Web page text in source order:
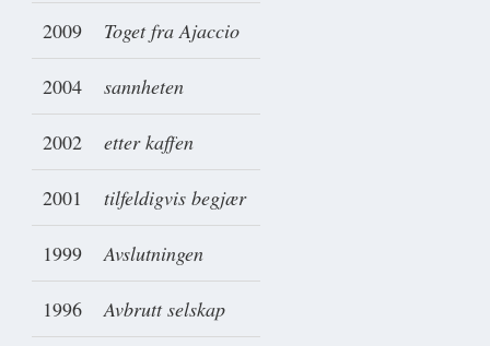
2009 Toget fra Ajaccio
2004 sannheten
2002 etter kaffen
2001 tilfeldigvis begjær
1999 Avslutningen
1996 Avbrutt selskap